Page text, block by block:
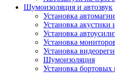
Шумоизоляция и автозвук
Установка
Установка акустики
Установка
Установка
Установка
Шумоизоляция
Установка бортовых